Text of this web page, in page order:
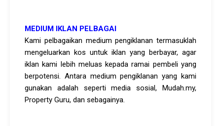
MEDIUM IKLAN PELBAGAI
Kami pelbagaikan medium pengiklanan termasuklah
mengeluarkan kos untuk iklan yang berbayar, agar
iklan kami lebih meluas kepada ramai pembeli yang
berpotensi. Antara medium pengiklanan yang kami
gunakan adalah seperti media sosial, Mudah.my,
Property Guru, dan sebagainya.